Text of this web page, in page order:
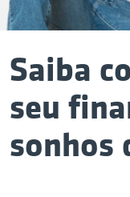
Saiba
seu
sonhos